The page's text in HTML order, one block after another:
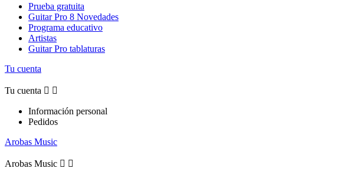
Prueba gratuita
Guitar Pro 8 Novedades
Programa educativo
Artistas
Guitar Pro tablaturas
Tu cuenta
Tu cuenta  
Información personal
Pedidos
Arobas Music
Arobas Music  